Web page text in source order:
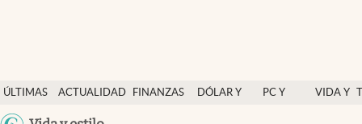
ÚLTIMAS
NOTICIAS
ACTUALIDAD
FINANZAS
DÓLAR Y
PC Y
VIDA Y
Actualidad